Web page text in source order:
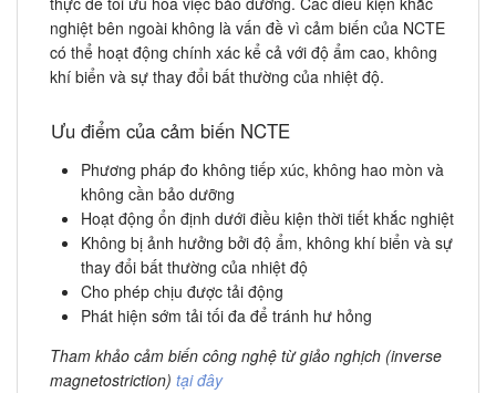
nghiệt bên ngoài không là vấn đề vì cảm biến của NCTE
có thể hoạt động chính xác kể cả với độ ẩm cao, không
khí biển và sự thay đổi bất thường của nhiệt độ.
Ưu điểm của cảm biến NCTE
Phương pháp đo không tiếp xúc, không hao mòn và
không cần bảo dưỡng
Hoạt động ổn định dưới điều kiện thời tiết khắc nghiệt
Không bị ảnh hưởng bởi độ ẩm, không khí biển và sự
thay đổi bất thường của nhiệt độ
Cho phép chịu được tải động
Phát hiện sớm tải tối đa để tránh hư hỏng
Tham khảo cảm biến công nghệ từ giảo nghịch (inverse
magnetostriction) tại đây